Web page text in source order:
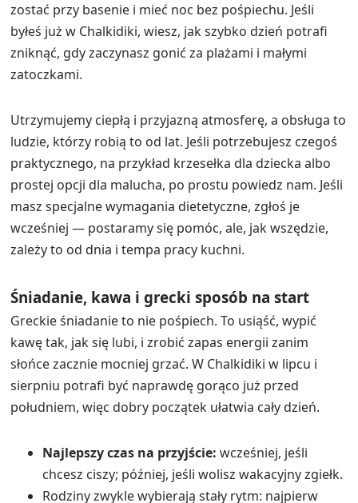
zostać przy basenie i mieć noc bez pośpiechu. Jeśli
byłeś już w Chalkidiki, wiesz, jak szybko dzień potrafi
zniknąć, gdy zaczynasz gonić za plażami i małymi
zatoczkami.
Utrzymujemy ciepłą i przyjazną atmosferę, a obsługa to
ludzie, którzy robią to od lat. Jeśli potrzebujesz czegoś
praktycznego, na przykład krzesełka dla dziecka albo
prostej opcji dla malucha, po prostu powiedz nam. Jeśli
masz specjalne wymagania dietetyczne, zgłoś je
wcześniej — postaramy się pomóc, ale, jak wszędzie,
zależy to od dnia i tempa pracy kuchni.
Śniadanie, kawa i grecki sposób na start
Greckie śniadanie to nie pośpiech. To usiąść, wypić
kawę tak, jak się lubi, i zrobić zapas energii zanim
słońce zacznie mocniej grzać. W Chalkidiki w lipcu i
sierpniu potrafi być naprawdę gorąco już przed
południem, więc dobry początek ułatwia cały dzień.
Najlepszy czas na przyjście: wcześniej, jeśli
chcesz ciszy; później, jeśli wolisz wakacyjny zgiełk.
Rodziny zwykle wybierają stały rytm: najpierw